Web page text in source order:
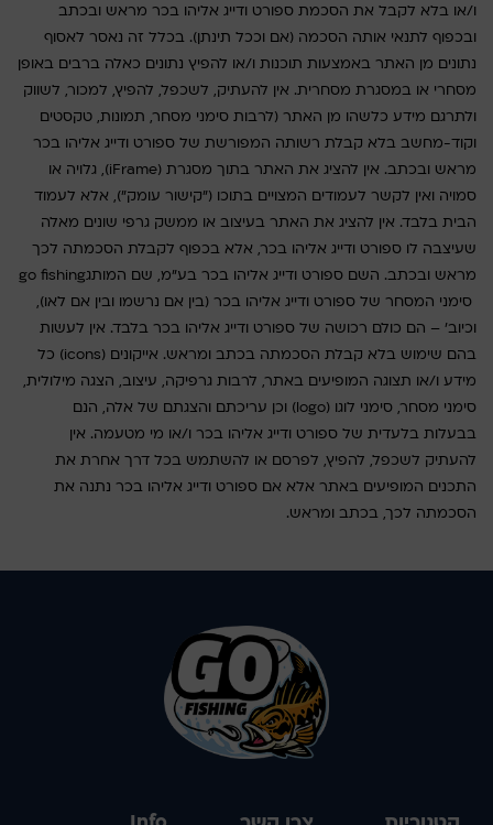
ו/או בלא לקבל את הסכמת ספורט ודייג אליהו בכר מראש ובכתב
ובכפוף לתנאי אותה הסכמה (אם וככל תינתן). בכלל זה נאסר לאסוף
נתונים מן האתר באמצעות תוכנות ו/או להפיץ נתונים כאלה ברבים באופן
מסחרי או במסגרת מסחרית. אין להעתיק, לשכפל, להפיץ, למכור, לשווק
ולתרגם מידע כלשהו מן האתר (לרבות סימני מסחר, תמונות, טקסטים
וקוד-מחשב בלא קבלת רשותה המפורשת של ספורט ודייג אליהו בכר
מראש ובכתב. אין להציג את האתר בתוך מסגרת (iFrame), גלויה או
סמויה ואין לקשר לעמודים המצויים בתוכו ("קישור עומק"), אלא לעמוד
הבית בלבד. אין להציג את האתר בעיצוב או ממשק גרפי שונים מאלה
שעיצבה לו ספורט ודייג אליהו בכר, אלא בכפוף לקבלת הסכמתה לכך
מראש ובכתב. השם ספורט ודייג אליהו בכר בע"מ, שם המותגgo fishing
סימני המסחר של ספורט ודייג אליהו בכר (בין אם נרשמו ובין אם לאו),
וכיוב' – הם כולם רכושה של ספורט ודייג אליהו בכר בלבד. אין לעשות
בהם שימוש בלא קבלת הסכמתה בכתב ומראש. אייקונים (icons) כל
מידע ו/או תצוגה המופיעים באתר, לרבות גרפיקה, עיצוב, הצגה מילולית,
סימני מסחר, סימני לוגו (logo) וכן עריכתם והצגתם של אלה, הנם
בבעלות בלעדית של ספורט ודייג אליהו בכר ו/או מי מטעמה. אין
להעתיק לשכפל, להפיץ, לפרסם או להשתמש בכל דרך אחרת את
התכנים המופיעים באתר אלא אם ספורט ודייג אליהו בכר נתנה את
הסכמתה לכך, בכתב ומראש.